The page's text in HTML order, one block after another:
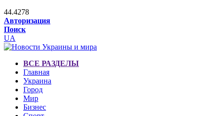
44.4278
Авторизация
Поиск
UA
ВСЕ РАЗДЕЛЫ
Главная
Украина
Город
Мир
Бизнес